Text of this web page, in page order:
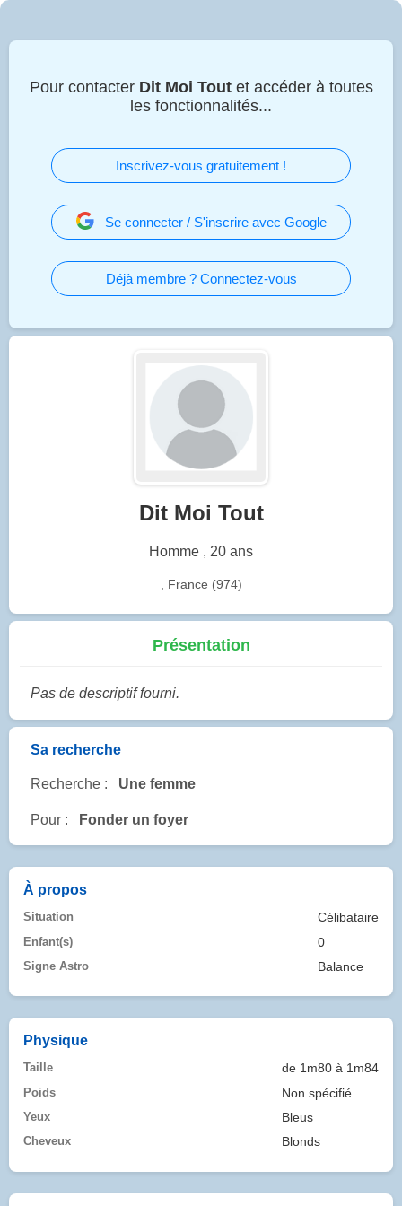
Pour contacter Dit Moi Toutet accéder à toutes
les fonctionnalités...
Inscrivez-vous gratuitement !
Se connecter / S'inscrire avec Google
Déjà membre ? Connectez-vous
Dit Moi Tout
Homme , 20 ans
, France (974)
Présentation
Pas de descriptif fourni.
Sa recherche
Recherche : Une femme
Pour : Fonder un foyer
À propos
Situation Célibataire
Enfant(s) 0
Signe Astro Balance
Physique
Taille de 1m80 à 1m84
Poids Non spécifié
Yeux Bleus
Cheveux Blonds